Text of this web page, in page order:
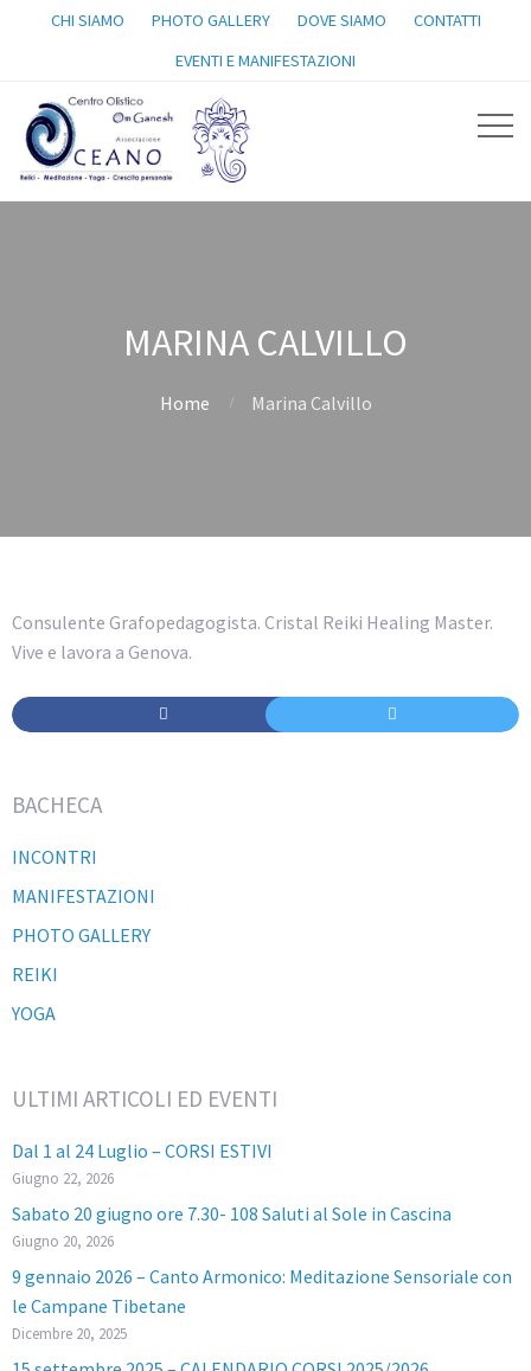
CHI SIAMO PHOTO GALLERY DOVE SIAMO
CONTATTI
EVENTI E MANIFESTAZIONI
MARINA CALVILLO
Home Marina Calvillo
Consulente Grafopedagogista. Cristal Reiki Healing Master.
Vive e lavora a Genova.
BACHECA
INCONTRI
MANIFESTAZIONI
PHOTO GALLERY
REIKI
YOGA
ULTIMI ARTICOLI ED EVENTI
Dal 1 al 24 Luglio – CORSI ESTIVI
Giugno 22, 2026
Sabato 20 giugno ore 7.30- 108 Saluti al Sole in Cascina
Giugno 20, 2026
9 gennaio 2026 – Canto Armonico: Meditazione Sensoriale con
le Campane Tibetane
Dicembre 20, 2025